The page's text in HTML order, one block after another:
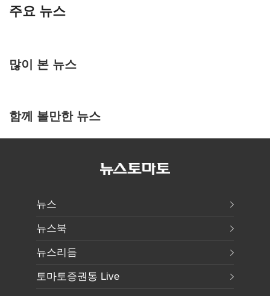
주요 뉴스
많이 본 뉴스
함께 볼만한 뉴스
뉴스
뉴스북
뉴스리듬
토마토증권통 Live